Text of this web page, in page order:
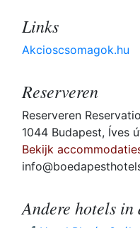
Links
Akcioscsomagok.hu
Reserveren
Reserveren
1044 Budapest, Íves
Bekijk
Andere hotels in